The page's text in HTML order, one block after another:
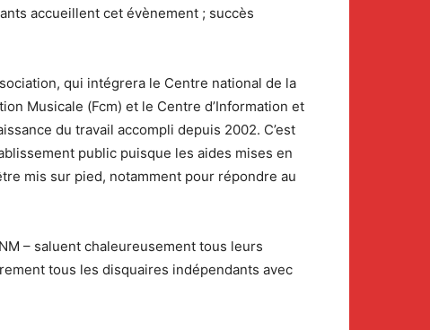
accueillent cet évènement ; succès
qui intégrera le Centre national de la
Musicale (Fcm) et le Centre d’Information et
du travail accompli depuis 2002. C’est
public puisque les aides mises en
mis sur pied, notamment pour répondre au
– saluent chaleureusement tous leurs
tous les disquaires indépendants avec